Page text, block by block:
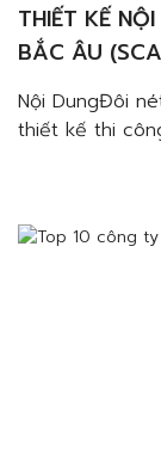
THIẾT KẾ
BẮC ÂU
CÚNG VÀ
Nội DungĐôi
thiết kế thi
gia đình hiện […]